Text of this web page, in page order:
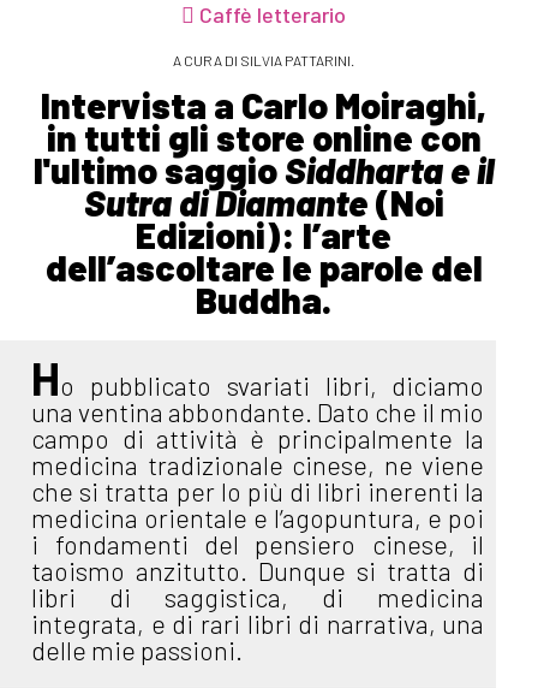
Caffè letterario
A CURA DI SILVIA PATTARINI.
Intervista a Carlo Moiraghi,
in tutti gli store online con
l'ultimo saggioSiddharta e il
Sutra di Diamante(Noi
Edizioni): l’arte
dell’ascoltare le parole del
Buddha.
Ho pubblicato svariati libri, diciamo
una ventina abbondante. Dato che il mio
campo di attività è principalmente la
medicina tradizionale cinese, ne viene
che si tratta per lo più di libri inerenti la
medicina orientale e l’agopuntura, e poi
i fondamenti del pensiero cinese, il
taoismo anzitutto. Dunque si tratta di
libri di saggistica, di medicina
integrata, e di rari libri di narrativa, una
delle mie passioni.